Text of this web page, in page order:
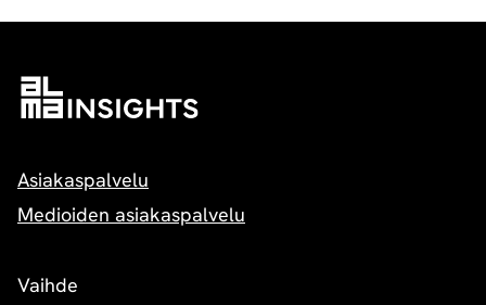
Asiakaspalvelu
Medioiden asiakaspalvelu
Vaihde